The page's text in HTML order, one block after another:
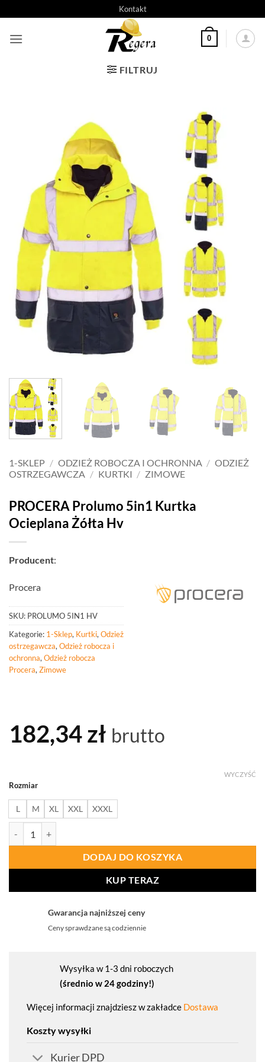
do
treści
Kontakt
0
FILTRUJ
1-SKLEP / ODZIEŻ ROBOCZA I OCHRONNA / ODZIEŻ
OSTRZEGAWCZA / KURTKI / ZIMOWE
PROCERA Prolumo 5in1 Kurtka
Ocieplana Żółta Hv
Producent:
Procera
SKU: PROLUMO 5IN1 HV
Kategorie: 1-Sklep, Kurtki,Odzież
ostrzegawcza,Odzież robocza i
ochronna,Odzież robocza
Procera,Zimowe
182,34zł brutto
Rozmiar
L M XL XXL XXXL
WYCZYŚĆ
DODAJ DO KOSZYKA
KUP TERAZ
Gwarancja najniższej ceny
Ceny sprawdzane są codziennie
Wysyłka w 1-3 dni roboczych
(średnio w 24 godziny!)
Więcej informacji znajdziesz w zakładce Dostawa
Koszty wysyłki
Kurier DPD